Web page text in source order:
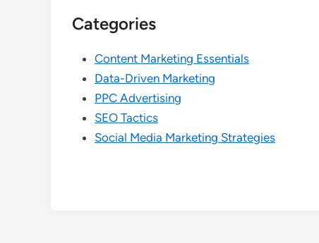
Categories
Content Marketing Essentials
Data-Driven Marketing
PPC Advertising
SEO Tactics
Social Media Marketing Strategies